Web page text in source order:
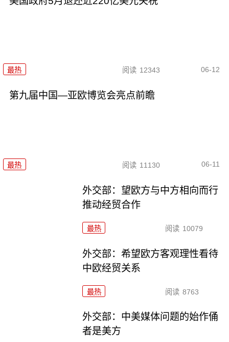
最热 阅读 12343 06-12
第九届中国—亚欧博览会亮点前瞻
最热 阅读 11130 06-11
外交部：望欧方与中方相向而行
推动经贸合作
最热 阅读 10079
外交部：希望欧方客观理性看待
中欧经贸关系
最热 阅读 8763
外交部：中美媒体问题的始作俑
者是美方